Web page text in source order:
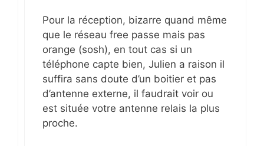
Pour la réception, bizarre quand même
que le réseau free passe mais pas
orange (sosh), en tout cas si un
téléphone capte bien, Julien a raison il
suffira sans doute d’un boitier et pas
d’antenne externe, il faudrait voir ou
est située votre antenne relais la plus
proche.